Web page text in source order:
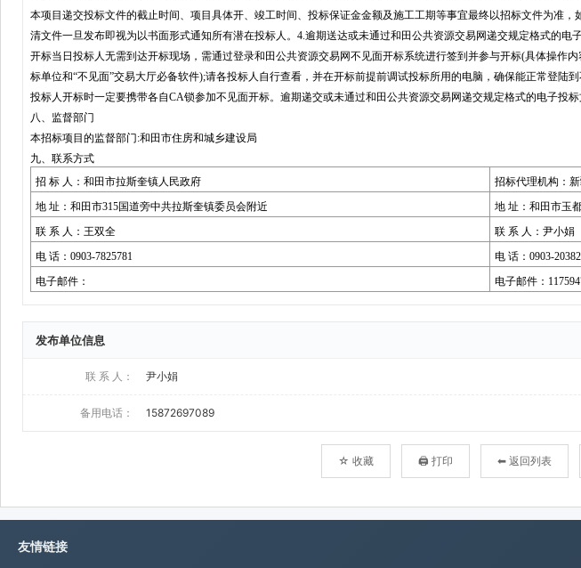
发布单位信息
联 系 人： 尹小娟
备用电话： 15872697089
☆ 收藏 🖨 打印 ⬅ 返回列表
友情链接